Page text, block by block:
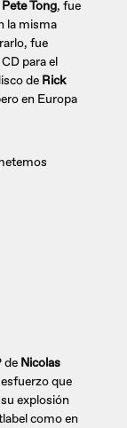
Pete Tong, fue
la misma
fue
para el
de Rick
en Europa
de Nicolas
que
explosión
como en